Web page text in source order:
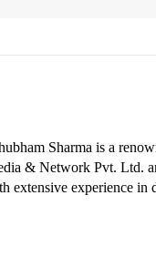
Sharma is a
& Network Pvt. Ltd.
extensive experience in